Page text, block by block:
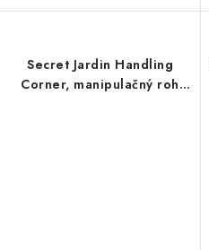
Secret Jardin Handling
Corner, manipulačný roh